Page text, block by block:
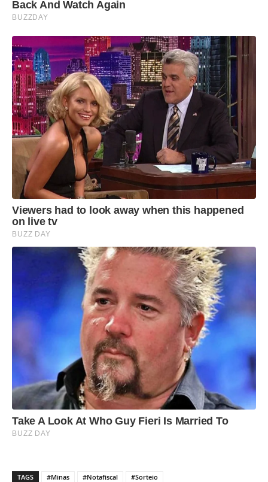
TAGS #Minas #Notafiscal #Sorteio